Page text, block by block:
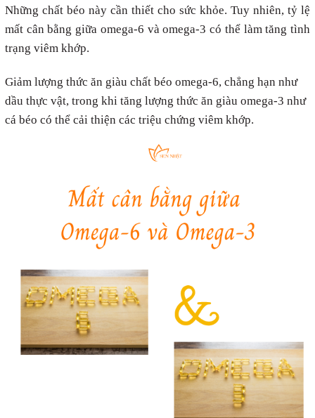
Những chất béo này cần thiết cho sức khỏe. Tuy nhiên, tỷ lệ
mất cân bằng giữa omega-6 và omega-3 có thể làm tăng tình
trạng viêm khớp.
Giảm lượng thức ăn giàu chất béo omega-6, chẳng hạn như
dầu thực vật, trong khi tăng lượng thức ăn giàu omega-3 như
cá béo có thể cải thiện các triệu chứng viêm khớp.